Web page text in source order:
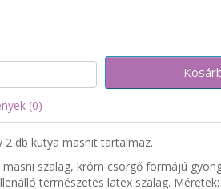
(0)
2 db kutya masnit tartalmaz.
masni szalag, króm csörgő formájú
természetes latex szalag.